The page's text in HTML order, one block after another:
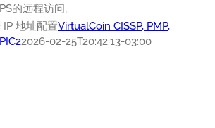
的远程访问。
IP 地址配置VirtualCoin CISSP, PMP,
2026-02-25T20:42:13-03:00